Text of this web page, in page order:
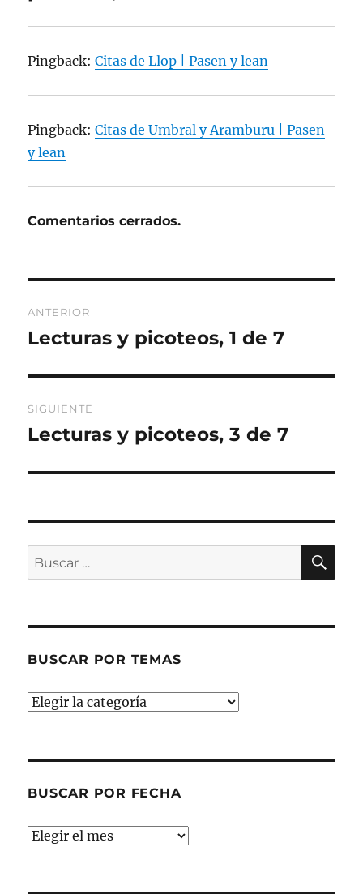
Pingback:Citas de Llop | Pasen y lean
Pingback:Citas de Umbral y Aramburu | Pasen
y lean
Comentarios cerrados.
de
ANTERIOR
Entrada
Lecturas y picoteos, 1 de 7
SIGUIENTE
Entrada
Lecturas y picoteos, 3 de 7
Buscar
por:
BUSCAR POR TEMAS
Buscar
BUSCAR POR FECHA
Buscar